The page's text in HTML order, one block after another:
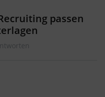
passen